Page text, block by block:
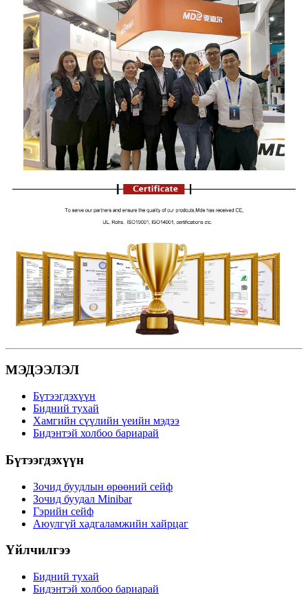
МЭДЭЭЛЭЛ
Бүтээгдэхүүн
Бидний тухай
Хамгийн сүүлийн үеийн мэдээ
Бидэнтэй холбоо бариарай
Бүтээгдэхүүн
Зочид буудлын өрөөний сейф
Зочид буудал Minibar
Гэрийн сейф
Аюулгүй хадгаламжийн хайрцаг
Үйлчилгээ
Бидний тухай
Бидэнтэй холбоо бариарай